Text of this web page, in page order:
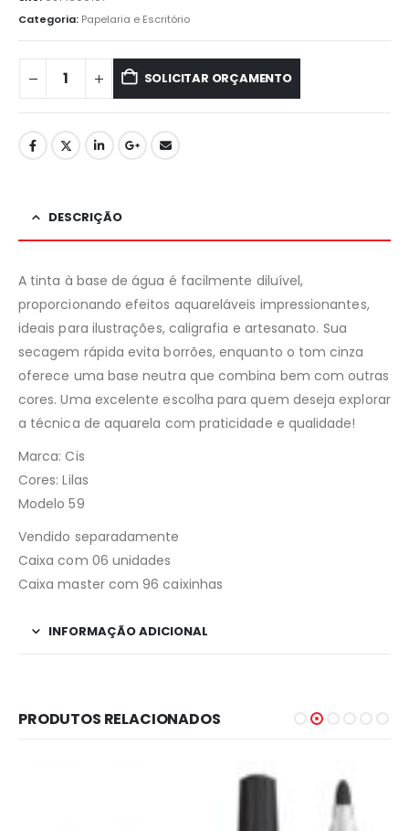
Categoria: Papelaria e Escritório
SOLICITAR ORÇAMENTO
DESCRIÇÃO
A tinta à base de água é facilmente diluível,
proporcionando efeitos aquareláveis impressionantes,
ideais para ilustrações, caligrafia e artesanato. Sua
secagem rápida evita borrões, enquanto o tom cinza
oferece uma base neutra que combina bem com outras
cores. Uma excelente escolha para quem deseja explorar
a técnica de aquarela com praticidade e qualidade!
Marca: Cis
Cores: Lilas
Modelo 59
Vendido separadamente
Caixa com 06 unidades
Caixa master com 96 caixinhas
INFORMAÇÃO ADICIONAL
PRODUTOS RELACIONADOS